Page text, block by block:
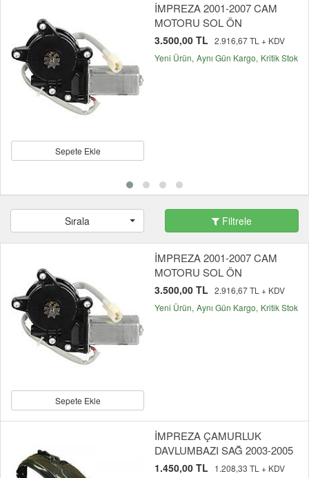
Sepete Ekle
İMPREZA 2001-2007 CAM
MOTORU SOL ÖN
3.500,00 TL 2.916,67 TL + KDV
Yeni Ürün Aynı Gün Kargo Kritik Stok
Sırala Filtrele
Sepete Ekle
İMPREZA 2001-2007 CAM
MOTORU SOL ÖN
3.500,00 TL 2.916,67 TL + KDV
Yeni Ürün Aynı Gün Kargo Kritik Stok
İMPREZA ÇAMURLUK
DAVLUMBAZI SAĞ 2003-2005
1.450,00 TL
1.208,33 TL + KDV